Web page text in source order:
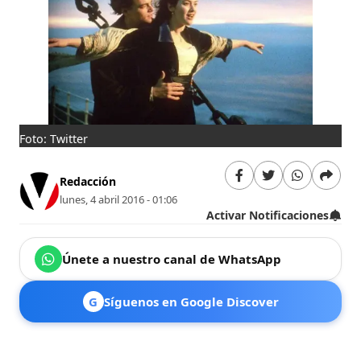
Foto: Twitter
Redacción
lunes, 4 abril 2016 - 01:06
Activar Notificaciones
Únete a nuestro canal de WhatsApp
G Síguenos en Google Discover